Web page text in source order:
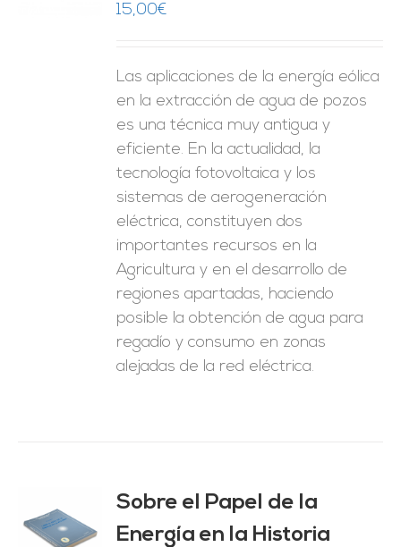
15,00€
Las aplicaciones de la energía eólica
en la extracción de agua de pozos
es una técnica muy antigua y
eficiente. En la actualidad, la
tecnología fotovoltaica y los
sistemas de aerogeneración
eléctrica, constituyen dos
importantes recursos en la
Agricultura y en el desarrollo de
regiones apartadas, haciendo
posible la obtención de agua para
regadío y consumo en zonas
alejadas de la red eléctrica.
Sobre el Papel de la
Energía en la Historia